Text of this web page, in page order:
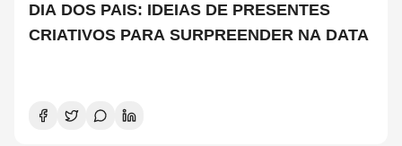
DIA DOS PAIS: IDEIAS DE PRESENTES
CRIATIVOS PARA SURPREENDER NA DATA